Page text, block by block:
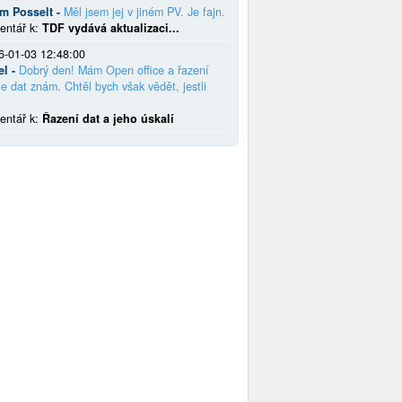
Posselt - Měl jsem jej v jiném PV. Je fajn.
k: TDF vydává aktualizaci...
01-03 12:48:00
- Dobrý den! Mám Open office a řazení
dat znám. Chtěl bych však vědět, jestli
k: Řazení dat a jeho úskalí